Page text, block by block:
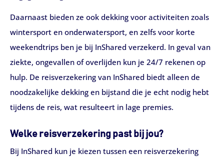
Daarnaast bieden ze ook dekking voor activiteiten zoals
wintersport en onderwatersport, en zelfs voor korte
weekendtrips ben je bij InShared verzekerd. In geval van
ziekte, ongevallen of overlijden kun je 24/7 rekenen op
hulp. De reisverzekering van InShared biedt alleen de
noodzakelijke dekking en bijstand die je echt nodig hebt
tijdens de reis, wat resulteert in lage premies.
Welke reisverzekering past bij jou?
Bij InShared kun je kiezen tussen een reisverzekering